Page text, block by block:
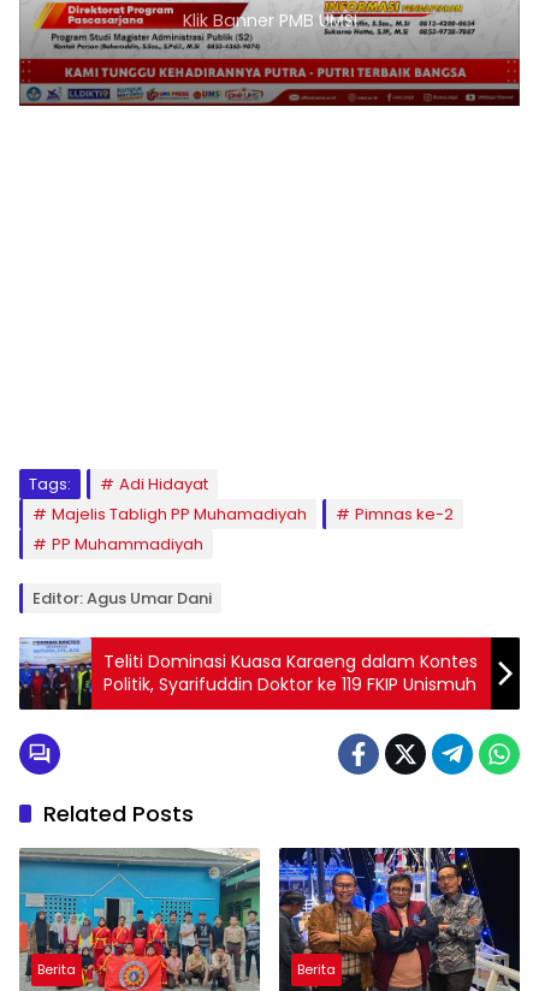
Klik Banner PMB UMSI
Tags:
Adi Hidayat
Majelis Tabligh PP Muhamadiyah
Pimnas ke-2
PP Muhammadiyah
Editor: Agus Umar Dani
Teliti Dominasi Kuasa Karaeng dalam Kontes
Politik, Syarifuddin Doktor ke 119 FKIP Unismuh
Related Posts
Berita Berita